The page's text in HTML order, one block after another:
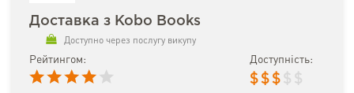
Доставка з Kobo Books
Доступно через послугу викупу
Рейтингом: Доступність:
$ $ $ $ $